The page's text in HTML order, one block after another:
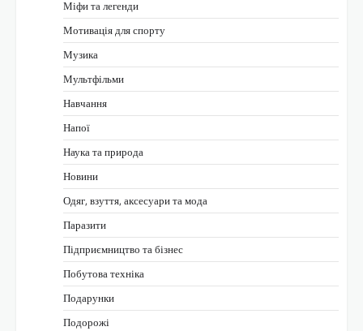
Міфи та легенди
Мотивація для спорту
Музика
Мультфільми
Навчання
Напої
Наука та природа
Новини
Одяг, взуття, аксесуари та мода
Паразити
Підприємництво та бізнес
Побутова техніка
Подарунки
Подорожі